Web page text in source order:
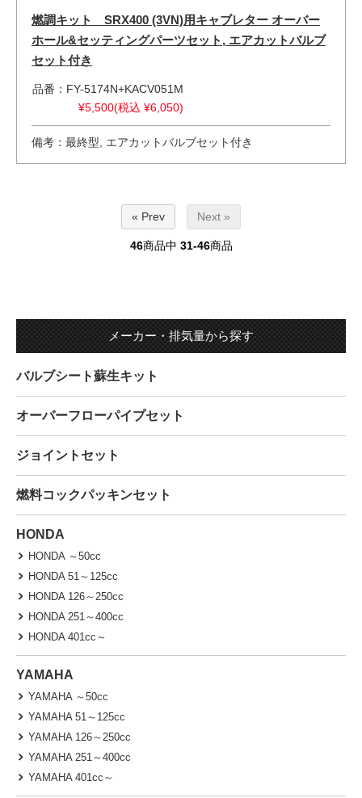
燃調キット SRX400 (3VN)用キャブレター オーバー
ホール&セッティングパーツセット, エアカットバルブ
セット付き
品番：FY-5174N+KACV051M
¥5,500(税込 ¥6,050)
備考：最終型, エアカットバルブセット付き
« Prev Next »
46商品中 31-46商品
メーカー・排気量から探す
バルブシート蘇生キット
オーバーフローパイプセット
ジョイントセット
燃料コックパッキンセット
HONDA
HONDA ～50cc
HONDA 51～125cc
HONDA 126～250cc
HONDA 251～400cc
HONDA 401cc～
YAMAHA
YAMAHA ～50cc
YAMAHA 51～125cc
YAMAHA 126～250cc
YAMAHA 251～400cc
YAMAHA 401cc～